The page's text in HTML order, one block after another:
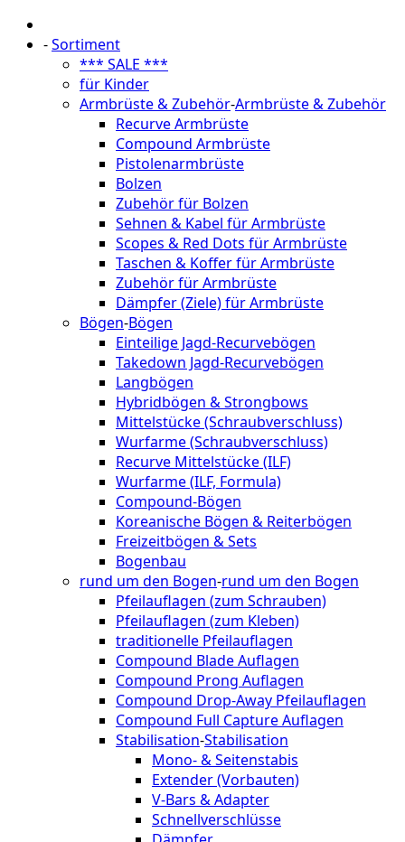
-Sortiment
*** SALE ***
für Kinder
Armbrüste & Zubehör-Armbrüste & Zubehör
Recurve Armbrüste
Compound Armbrüste
Pistolenarmbrüste
Bolzen
Zubehör für Bolzen
Sehnen & Kabel für Armbrüste
Scopes & Red Dots für Armbrüste
Taschen & Koffer für Armbrüste
Zubehör für Armbrüste
Dämpfer (Ziele) für Armbrüste
Bögen-Bögen
Einteilige Jagd-Recurvebögen
Takedown Jagd-Recurvebögen
Langbögen
Hybridbögen & Strongbows
Mittelstücke (Schraubverschluss)
Wurfarme (Schraubverschluss)
Recurve Mittelstücke (ILF)
Wurfarme (ILF, Formula)
Compound-Bögen
Koreanische Bögen & Reiterbögen
Freizeitbögen & Sets
Bogenbau
rund um den Bogen-rund um den Bogen
Pfeilauflagen (zum Schrauben)
Pfeilauflagen (zum Kleben)
traditionelle Pfeilauflagen
Compound Blade Auflagen
Compound Prong Auflagen
Compound Drop-Away Pfeilauflagen
Compound Full Capture Auflagen
Stabilisation-Stabilisation
Mono- & Seitenstabis
Extender (Vorbauten)
V-Bars & Adapter
Schnellverschlüsse